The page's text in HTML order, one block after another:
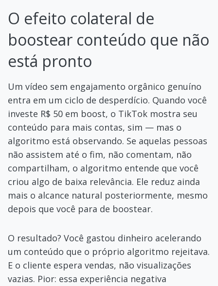
O efeito colateral de
boostear conteúdo que não
está pronto
Um vídeo sem engajamento orgânico genuíno
entra em um ciclo de desperdício. Quando você
investe R$ 50 em boost, o TikTok mostra seu
conteúdo para mais contas, sim — mas o
algoritmo está observando. Se aquelas pessoas
não assistem até o fim, não comentam, não
compartilham, o algoritmo entende que você
criou algo de baixa relevância. Ele reduz ainda
mais o alcance natural posteriormente, mesmo
depois que você para de boostear.
O resultado? Você gastou dinheiro acelerando
um conteúdo que o próprio algoritmo rejeitava.
E o cliente espera vendas, não visualizações
vazias. Pior: essa experiência negativa